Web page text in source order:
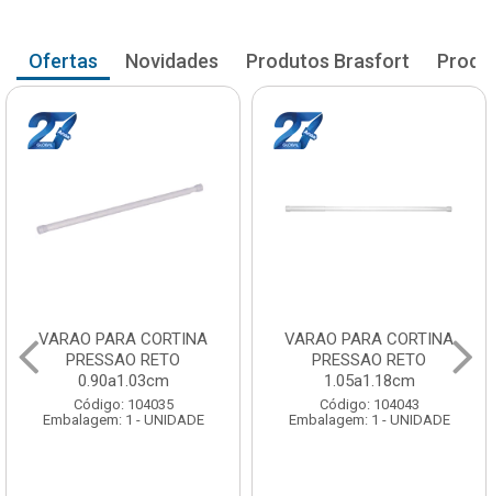
Ofertas Novidades Produtos Brasfort
VARAO PARA CORTINA
PRESSAO RETO
0.90a1.03cm
Código: 104035
Embalagem: 1 - UNIDADE
VARAO PARA CORTINA
PRESSAO RETO
1.05a1.18cm
Código: 104043
Embalagem: 1 - UNIDADE